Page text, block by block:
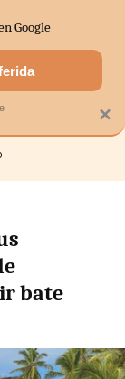
MERCADOS
bate
×
Google